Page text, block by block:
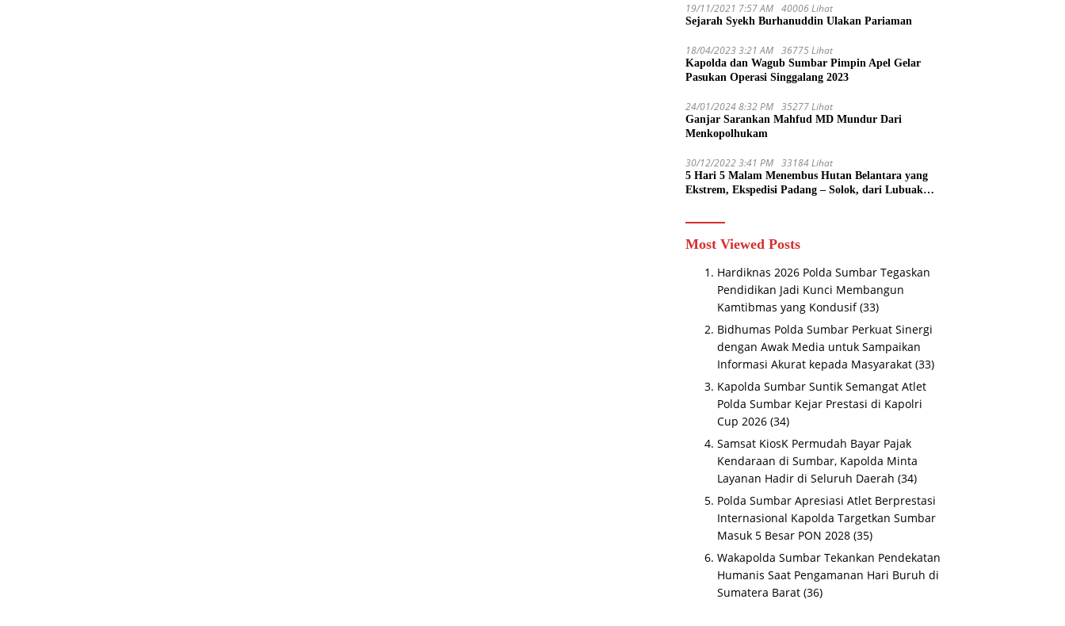
19/11/2021 7:57 AM 40006 Lihat
Sejarah Syekh Burhanuddin Ulakan Pariaman
18/04/2023 3:21 AM 36775 Lihat
Kapolda dan Wagub Sumbar Pimpin Apel Gelar
Pasukan Operasi Singgalang 2023
24/01/2024 8:32 PM 35277 Lihat
Ganjar Sarankan Mahfud MD Mundur Dari
Menkopolhukam
30/12/2022 3:41 PM 33184 Lihat
5 Hari 5 Malam Menembus Hutan Belantara yang
Ekstrem, Ekspedisi Padang – Solok, dari Lubuak
Most Viewed Posts
Hardiknas 2026 Polda Sumbar Tegaskan
Pendidikan Jadi Kunci Membangun
Kamtibmas yang Kondusif (33)
Bidhumas Polda Sumbar Perkuat Sinergi
dengan Awak Media untuk Sampaikan
Informasi Akurat kepada Masyarakat (33)
Kapolda Sumbar Suntik Semangat Atlet
Polda Sumbar Kejar Prestasi di Kapolri
Cup 2026 (34)
Samsat KiosK Permudah Bayar Pajak
Kendaraan di Sumbar, Kapolda Minta
Layanan Hadir di Seluruh Daerah (34)
Polda Sumbar Apresiasi Atlet Berprestasi
Internasional Kapolda Targetkan Sumbar
Masuk 5 Besar PON 2028 (35)
Wakapolda Sumbar Tekankan Pendekatan
Humanis Saat Pengamanan Hari Buruh di
Sumatera Barat (36)